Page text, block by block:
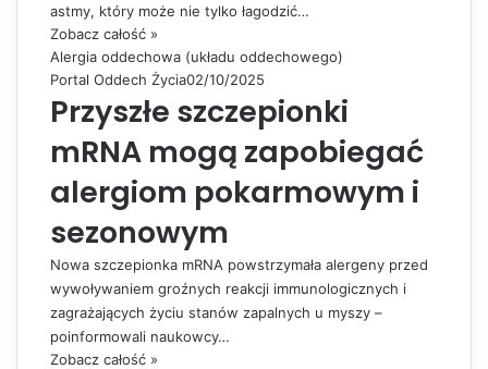
astmy, który może nie tylko łagodzić…
Zobacz całość »
Alergia oddechowa (układu oddechowego)
Portal Oddech Życia02/10/2025
Przyszłe szczepionki
mRNA mogą zapobiegać
alergiom pokarmowym i
sezonowym
Nowa szczepionka mRNA powstrzymała alergeny przed
wywoływaniem groźnych reakcji immunologicznych i
zagrażających życiu stanów zapalnych u myszy –
poinformowali naukowcy…
Zobacz całość »